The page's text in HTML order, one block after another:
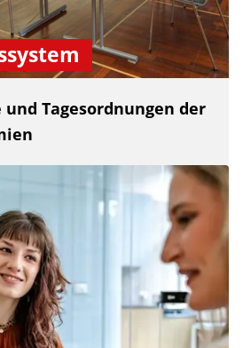
Tagesordnungen der